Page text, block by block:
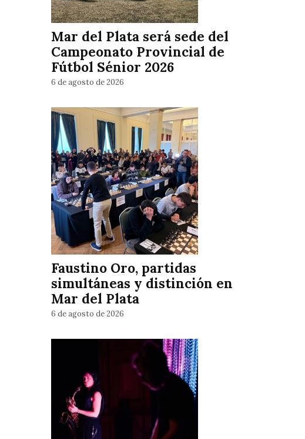
Mar del Plata será sede del
Campeonato Provincial de
Fútbol Sénior 2026
6 de agosto de 2026
Faustino Oro, partidas
simultáneas y distinción en
Mar del Plata
6 de agosto de 2026